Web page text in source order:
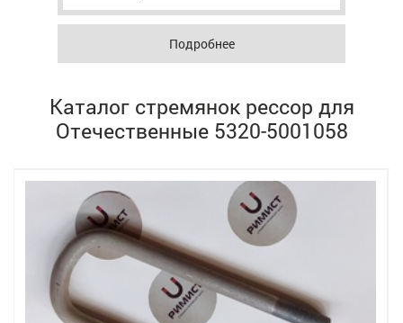
Подробнее
Каталог стремянок рессор для
Отечественные 5320-5001058